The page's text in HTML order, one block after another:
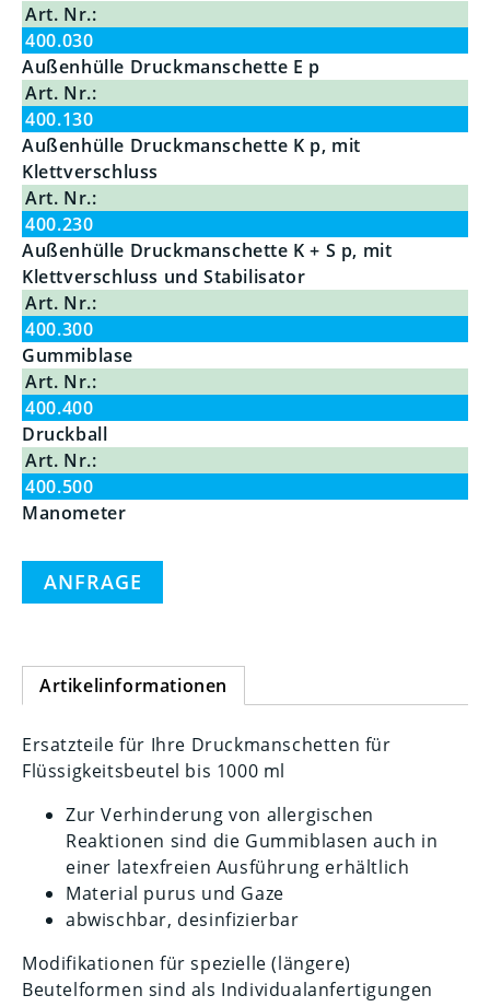
Art. Nr.:
400.030
Außenhülle Druckmanschette E p
Art. Nr.:
400.130
Außenhülle Druckmanschette K p, mit
Klettverschluss
Art. Nr.:
400.230
Außenhülle Druckmanschette K + S p, mit
Klettverschluss und Stabilisator
Art. Nr.:
400.300
Gummiblase
Art. Nr.:
400.400
Druckball
Art. Nr.:
400.500
Manometer
ANFRAGE
Artikelinformationen
Ersatzteile für Ihre Druckmanschetten für
Flüssigkeitsbeutel bis 1000 ml
Zur Verhinderung von allergischen
Reaktionen sind die Gummiblasen auch in
einer latexfreien Ausführung erhältlich
Material purus und Gaze
abwischbar, desinfizierbar
Modifikationen für spezielle (längere)
Beutelformen sind als Individualanfertigungen